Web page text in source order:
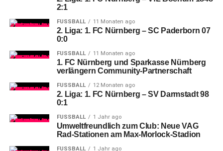
2:1
FUSSBALL 11 Monaten ago
2. Liga: 1. FC Nürnberg – SC Paderborn 07
0:0
FUSSBALL 11 Monaten ago
1. FC Nürnberg und Sparkasse Nürnberg
verlängern Community-Partnerschaft
FUSSBALL 12 Monaten ago
2. Liga: 1. FC Nürnberg – SV Darmstadt 98
0:1
FUSSBALL 1 Jahr ago
Umweltfreundlich zum Club: Neue VAG
Rad-Stationen am Max-Morlock-Stadion
FUSSBALL 1 Jahr ago